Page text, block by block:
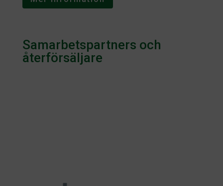
Samarbetspartners och
återförsäljare